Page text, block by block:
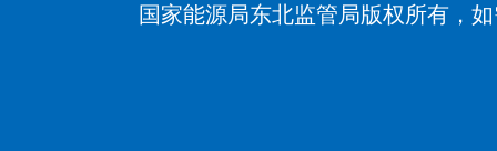
国家能源局东北监管局版权所有，